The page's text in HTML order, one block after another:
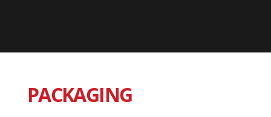
PACKAGING